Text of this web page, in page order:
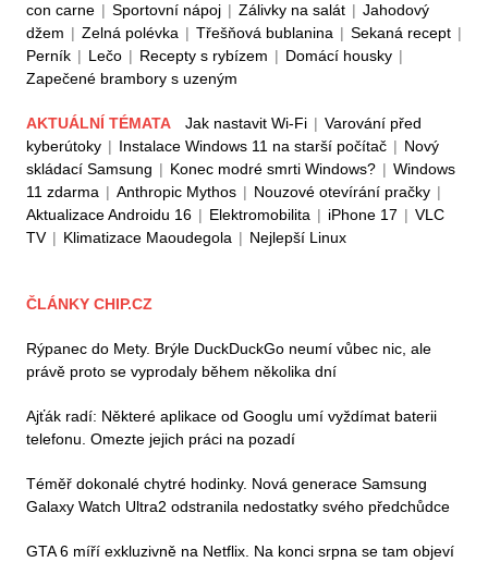
con carne | Sportovní nápoj | Zálivky na salát | Jahodový
džem | Zelná polévka | Třešňová bublanina | Sekaná recept |
Perník | Lečo | Recepty s rybízem | Domácí housky |
Zapečené brambory s uzeným
AKTUÁLNÍ TÉMATA Jak nastavit Wi-Fi | Varování před
kyberútoky | Instalace Windows 11 na starší počítač | Nový
skládací Samsung | Konec modré smrti Windows? | Windows
11 zdarma | Anthropic Mythos | Nouzové otevírání pračky |
Aktualizace Androidu 16 | Elektromobilita | iPhone 17 | VLC
TV | Klimatizace Maoudegola | Nejlepší Linux
ČLÁNKY CHIP.CZ
Rýpanec do Mety. Brýle DuckDuckGo neumí vůbec nic, ale
právě proto se vyprodaly během několika dní
Ajťák radí: Některé aplikace od Googlu umí vyždímat baterii
telefonu. Omezte jejich práci na pozadí
Téměř dokonalé chytré hodinky. Nová generace Samsung
Galaxy Watch Ultra2 odstranila nedostatky svého předchůdce
GTA 6 míří exkluzivně na Netflix. Na konci srpna se tam objeví